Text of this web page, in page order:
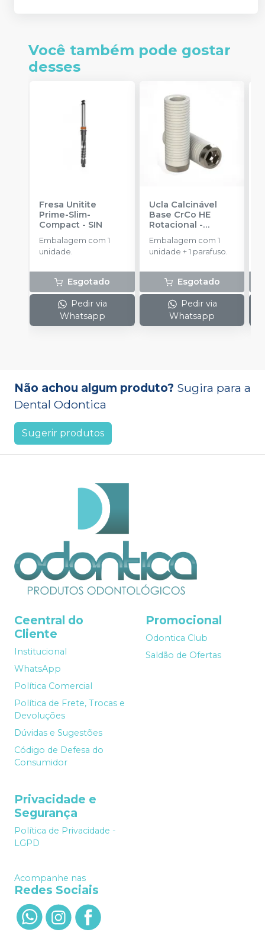
Você também pode gostar
desses
Fresa Unitite
Prime-Slim-
Compact - SIN
Embalagem com 1
unidade.
Esgotado
Pedir via
Whatsapp
Ucla Calcinável
Base CrCo HE
Rotacional -
SINGULAR
Embalagem com 1
unidade + 1 parafuso.
Esgotado
Pedir via
Whatsapp
Não achou algum produto? Sugira para a
Dental Odontica
Sugerir produtos
Ceentral do
Cliente
Institucional
WhatsApp
Política Comercial
Política de Frete, Trocas e
Devoluções
Dúvidas e Sugestões
Código de Defesa do
Consumidor
Promocional
Odontica Club
Saldão de Ofertas
Privacidade e
Segurança
Política de Privacidade -
LGPD
Acompanhe nas
Redes Sociais